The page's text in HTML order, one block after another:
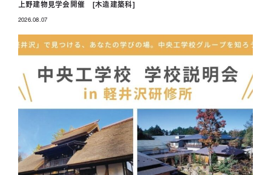
上野建物見学会開催 [木造建築科]
2026.08.07